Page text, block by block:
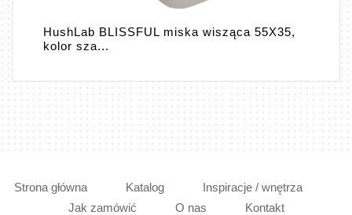
HushLab BLISSFUL miska wisząca 55X35,
kolor sza...
Strona główna Katalog
Inspiracje / wnętrza
Jak zamówić
O nas Kontakt